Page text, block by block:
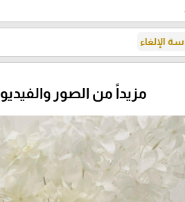
الإلغاء
مزيداً من الصور والفيديو